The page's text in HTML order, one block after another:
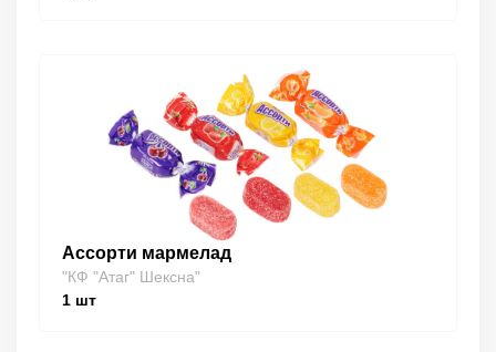
Ассорти мармелад
"КФ "Атаг" Шексна"
1 шт